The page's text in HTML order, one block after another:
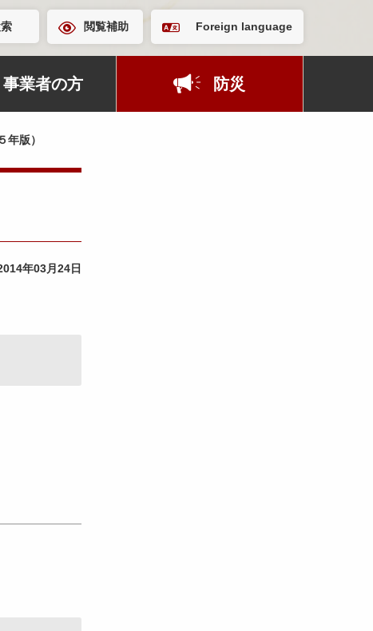
閲覧補助 Foreign language
事業者の方 防災
年版）
年03月24日